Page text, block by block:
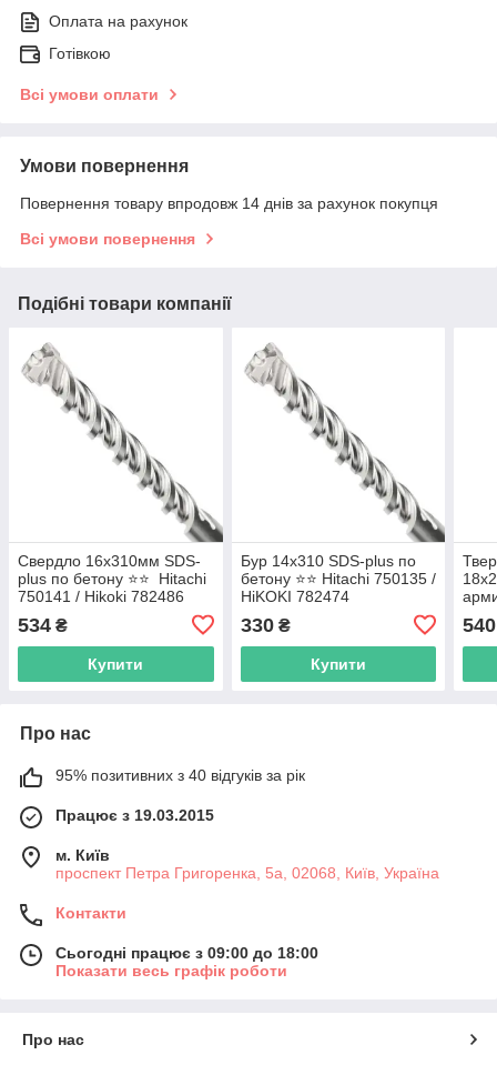
Оплата на рахунок
Готівкою
Всі умови оплати
Умови повернення
Повернення товару впродовж 14 днів за рахунок покупця
Всі умови повернення
Подібні товари компанії
Свердло 16х310мм SDS-
plus по бетону ⭐️⭐️ Hitachi
750141 / Hikoki 782486
534 ₴
Купити
Бур 14х310 SDS-plus по
бетону ⭐️⭐️ Hitachi 750135 /
HiKOKI 782474
330₴
Купити
540
Про нас
95% позитивних з 40 відгуків за рік
Працює з 19.03.2015
м. Київ
проспект Петра Григоренка, 5а, 02068, Київ, Україна
Контакти
Сьогодні працює з 09:00 до 18:00
Показати весь графік роботи
Про нас